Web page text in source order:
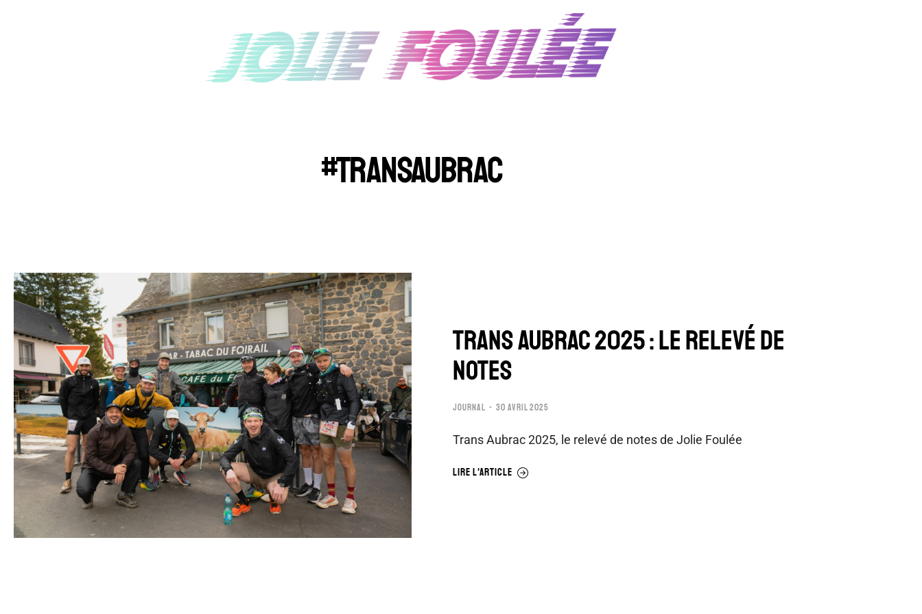
#TRANSAUBRAC
Trans Aubrac 2025 : le relevé de
notes
JOURNAL 30 AVRIL 2025
Trans Aubrac 2025, le relevé de notes de Jolie Foulée
LIRE L'ARTICLE